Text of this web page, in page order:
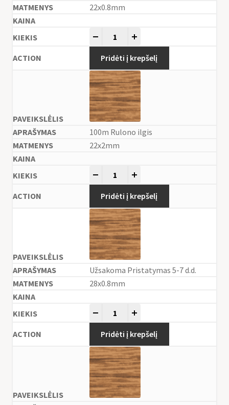
22x0.8mm
Pridėti į krepšelį
100m Rulono ilgis
22x2mm
Pridėti į krepšelį
Užsakoma Pristatymas 5-7 d.d.
28x0.8mm
Pridėti į krepšelį